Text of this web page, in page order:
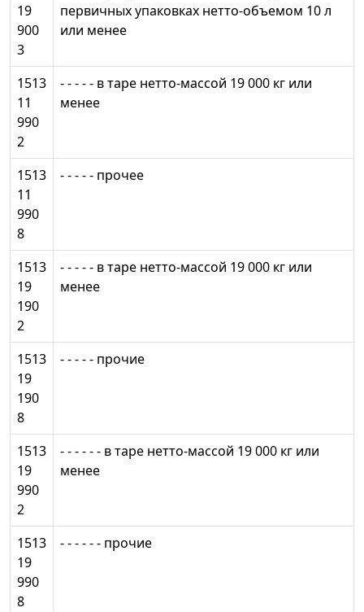
19
900
3
первичных упаковках нетто-объемом 10 л
или менее
1513
11
990
2
- - - - - в таре нетто-массой 19 000 кг или
менее
1513
11
990
8
- - - - - прочее
1513
19
190
2
- - - - - в таре нетто-массой 19 000 кг или
менее
1513
19
190
8
- - - - - прочие
1513
19
990
2
- - - - - - в таре нетто-массой 19 000 кг или
менее
1513
19
990
8
- - - - - - прочие